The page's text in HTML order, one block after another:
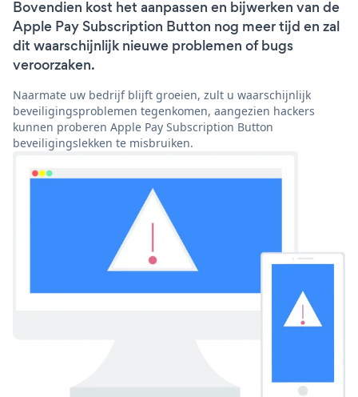
Bovendien kost het aanpassen en bijwerken van de
Apple Pay Subscription Button nog meer tijd en zal
dit waarschijnlijk nieuwe problemen of bugs
veroorzaken.
Naarmate uw bedrijf blijft groeien, zult u waarschijnlijk
beveiligingsproblemen tegenkomen, aangezien hackers
kunnen proberen Apple Pay Subscription Button
beveiligingslekken te misbruiken.